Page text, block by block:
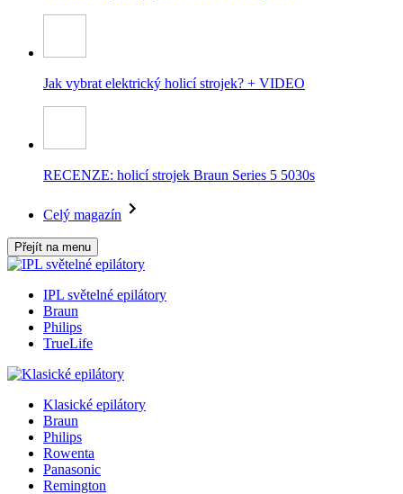
Jak vybrat elektrický holicí strojek? + VIDEO
RECENZE: holicí strojek Braun Series 5 5030s
Celý magazín
Přejít na menu
IPL světelné epilátory
Braun
Philips
TrueLife
Klasické epilátory
Braun
Philips
Rowenta
Panasonic
Remington